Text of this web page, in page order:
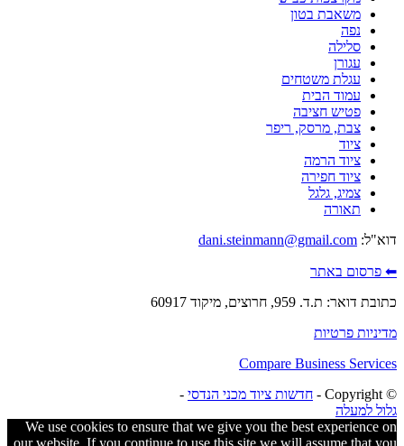
משאבת בטון
נפה
סלילה
עגורן
עגלת משטחים
עמוד הבית
פטיש חציבה
צבת, מרסק, ריפר
ציוד
ציוד הרמה
ציוד חפירה
צמיג, גלגל
תאורה
דוא"ל: dani.steinmann@gmail.com
⬅ פרסום באתר
כתובת דואר: ת.ד. 959, חרוצים, מיקוד 60917
מדיניות פרטיות
Compare Business Services
© ‫Copyright -
חדשות ציוד מכני הנדסי -
גלול למעלה
We use cookies to ensure that we give you the best experience on
our website. If you continue to use this site we will assume that you